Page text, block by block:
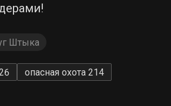
Штыка
опасная охота 214